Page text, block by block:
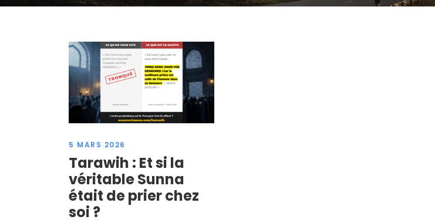
5 MARS 2026
Tarawih : Et si la
véritable Sunna
était de prier chez
soi ?